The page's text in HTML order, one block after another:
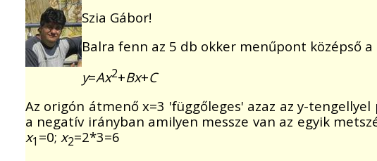
Szia Gábor!
Balra fenn az 5 db okker menűpont középső
y=Ax2+Bx+C
Az origón átmenő x=3 'függőleges' azaz az y-
a negatív irányban amilyen messze van az egyik
x1 =0; x2=2*3=6